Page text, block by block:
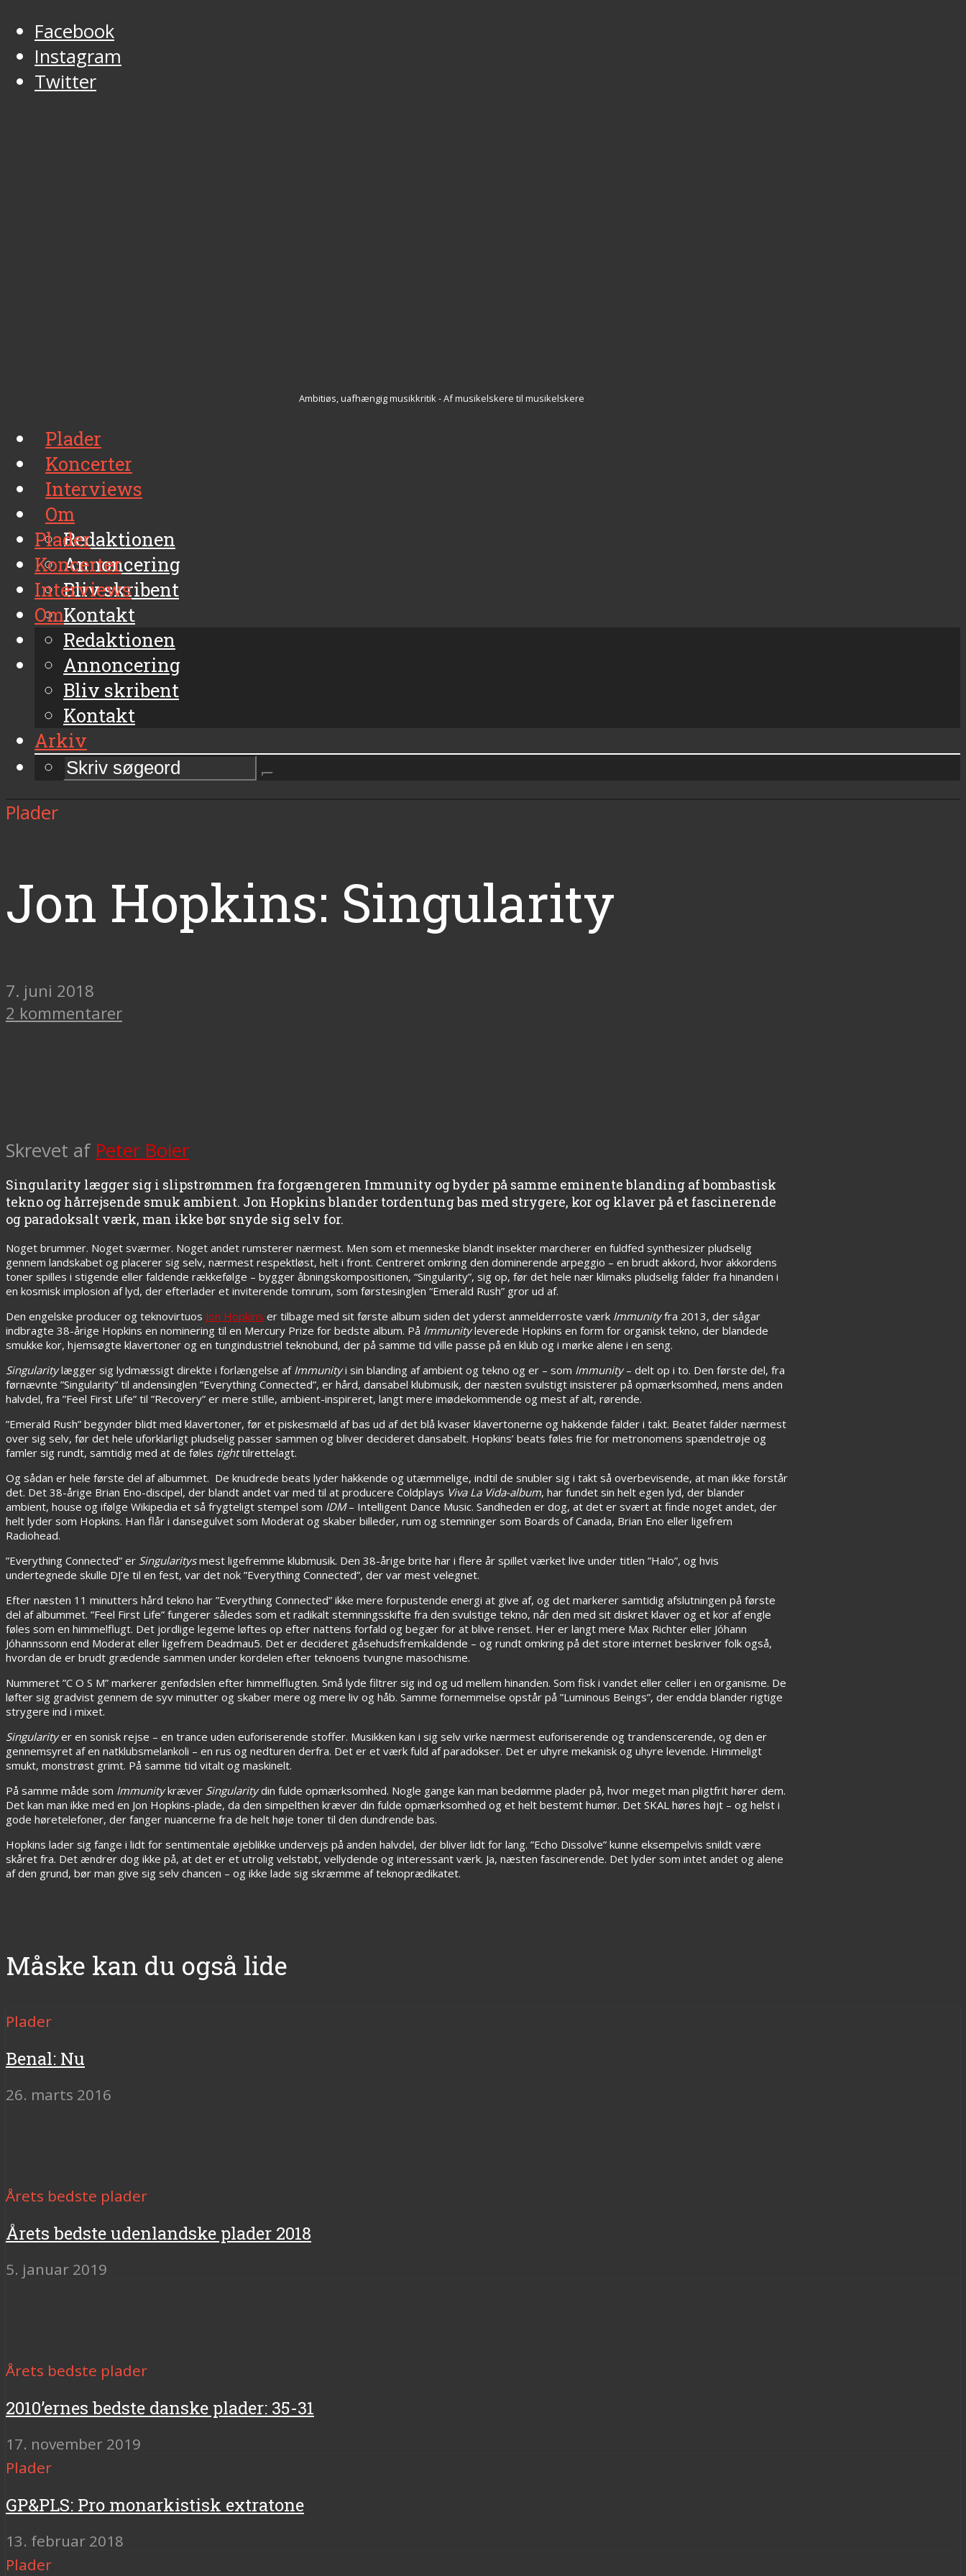
Facebook
Instagram
Twitter
Ambitiøs, uafhængig musikkritik - Af musikelskere til musikelskere
Plader
Koncerter
Interviews
Om
Redaktionen
Annoncering
Bliv skribent
Kontakt
Arkiv
Plader
Koncerter
Interviews
Om
Redaktionen
Annoncering
Bliv skribent
Kontakt
Arkiv
Plader
Jon Hopkins: Singularity
7. juni 2018
2 kommentarer
Skrevet af Peter Boier
Singularity lægger sig i slipstrømmen fra forgængeren Immunity og byder på samme eminente blanding af bombastisk
tekno og hårrejsende smuk ambient. Jon Hopkins blander tordentung bas med strygere, kor og klaver på et fascinerende
og paradoksalt værk, man ikke bør snyde sig selv for.
Noget brummer. Noget sværmer. Noget andet rumsterer nærmest. Men som et menneske blandt insekter marcherer en fuldfed synthesizer pludselig
gennem landskabet og placerer sig selv, nærmest respektløst, helt i front. Centreret omkring den dominerende arpeggio – en brudt akkord, hvor akkordens
toner spilles i stigende eller faldende rækkefølge – bygger åbningskompositionen, “Singularity”, sig op, før det hele nær klimaks pludselig falder fra hinanden i
en kosmisk implosion af lyd, der efterlader et inviterende tomrum, som førstesinglen “Emerald Rush” gror ud af.
Den engelske producer og teknovirtuos Jon Hopkins er tilbage med sit første album siden det yderst anmelderroste værk Immunityfra 2013, der sågar
indbragte 38-årige Hopkins en nominering til en Mercury Prize for bedste album. På Immunityleverede Hopkins en form for organisk tekno, der blandede
smukke kor, hjemsøgte klavertoner og en tungindustriel teknobund, der på samme tid ville passe på en klub og i mørke alene i en seng.
Singularitylægger sig lydmæssigt direkte i forlængelse af Immunityi sin blanding af ambient og tekno og er – som Immunity– delt op i to. Den første del, fra
førnævnte ”Singularity” til andensinglen ”Everything Connected”, er hård, dansabel klubmusik, der næsten svulstigt insisterer på opmærksomhed, mens anden
halvdel, fra ”Feel First Life” til ”Recovery” er mere stille, ambient-inspireret, langt mere imødekommende og mest af alt, rørende.
”Emerald Rush” begynder blidt med klavertoner, før et piskesmæld af bas ud af det blå kvaser klavertonerne og hakkende falder i takt. Beatet falder nærmest
over sig selv, før det hele uforklarligt pludselig passer sammen og bliver decideret dansabelt. Hopkins’ beats føles frie for metronomens spændetrøje og
famler sig rundt, samtidig med at de føles tighttilrettelagt.
Og sådan er hele første del af albummet. De knudrede beats lyder hakkende og utæmmelige, indtil de snubler sig i takt så overbevisende, at man ikke forstår
det. Det 38-årige Brian Eno-discipel, der blandt andet var med til at producere Coldplays Viva La Vida-album, har fundet sin helt egen lyd, der blander
ambient, house og ifølge Wikipedia et så frygteligt stempel som IDM– Intelligent Dance Music. Sandheden er dog, at det er svært at finde noget andet, der
helt lyder som Hopkins. Han flår i dansegulvet som Moderat og skaber billeder, rum og stemninger som Boards of Canada, Brian Eno eller ligefrem
Radiohead.
”Everything Connected” er Singularitysmest ligefremme klubmusik. Den 38-årige brite har i flere år spillet værket live under titlen ”Halo”, og hvis
undertegnede skulle DJ’e til en fest, var det nok ”Everything Connected”, der var mest velegnet.
Efter næsten 11 minutters hård tekno har ”Everything Connected” ikke mere forpustende energi at give af, og det markerer samtidig afslutningen på første
del af albummet. ”Feel First Life” fungerer således som et radikalt stemningsskifte fra den svulstige tekno, når den med sit diskret klaver og et kor af engle
føles som en himmelflugt. Det jordlige legeme løftes op efter nattens forfald og begær for at blive renset. Her er langt mere Max Richter eller Jóhann
Jóhannssonn end Moderat eller ligefrem Deadmau5. Det er decideret gåsehudsfremkaldende – og rundt omkring på det store internet beskriver folk også,
hvordan de er brudt grædende sammen under kordelen efter teknoens tvungne masochisme.
Nummeret ”C O S M” markerer genfødslen efter himmelflugten. Små lyde filtrer sig ind og ud mellem hinanden. Som fisk i vandet eller celler i en organisme. De
løfter sig gradvist gennem de syv minutter og skaber mere og mere liv og håb. Samme fornemmelse opstår på ”Luminous Beings”, der endda blander rigtige
strygere ind i mixet.
Singularityer en sonisk rejse – en trance uden euforiserende stoffer. Musikken kan i sig selv virke nærmest euforiserende og trandenscerende, og den er
gennemsyret af en natklubsmelankoli – en rus og nedturen derfra. Det er et værk fuld af paradokser. Det er uhyre mekanisk og uhyre levende. Himmeligt
smukt, monstrøst grimt. På samme tid vitalt og maskinelt.
På samme måde som Immunitykræver Singularitydin fulde opmærksomhed. Nogle gange kan man bedømme plader på, hvor meget man pligtfrit hører dem.
Det kan man ikke med en Jon Hopkins-plade, da den simpelthen kræver din fulde opmærksomhed og et helt bestemt humør. Det SKAL høres højt – og helst i
gode høretelefoner, der fanger nuancerne fra de helt høje toner til den dundrende bas.
Hopkins lader sig fange i lidt for sentimentale øjeblikke undervejs på anden halvdel, der bliver lidt for lang. ”Echo Dissolve” kunne eksempelvis snildt være
skåret fra. Det ændrer dog ikke på, at det er et utrolig velstøbt, vellydende og interessant værk. Ja, næsten fascinerende. Det lyder som intet andet og alene
af den grund, bør man give sig selv chancen – og ikke lade sig skræmme af teknoprædikatet.
Måske kan du også lide
Plader
Benal: Nu
26. marts 2016
Årets bedste plader
Årets bedste udenlandske plader 2018
5. januar 2019
Årets bedste plader
2010’ernes bedste danske plader: 35-31
17. november 2019
Plader
GP&PLS: Pro monarkistisk extratone
13. februar 2018
Plader